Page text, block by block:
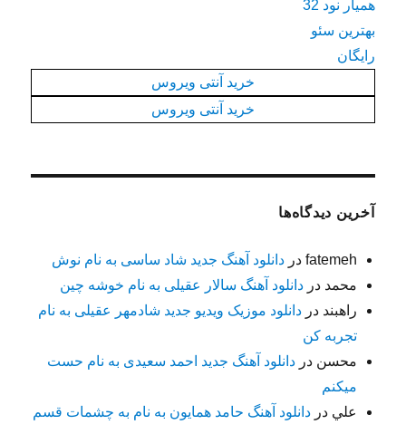
همیار نود 32
بهترین سئو
رایگان
خرید آنتی ویروس
خرید آنتی ویروس
آخرین دیدگاه‌ها
fatemeh دردانلود آهنگ جدید شاد ساسی به نام نوش
محمد دردانلود آهنگ سالار عقیلی به نام خوشه چین
راهبند دردانلود موزیک ویدیو جدید شادمهر عقیلی به نام
تجربه کن
محسن دردانلود آهنگ جدید احمد سعیدی به نام حست
میکنم
علي دردانلود آهنگ حامد همایون به نام به چشمات قسم